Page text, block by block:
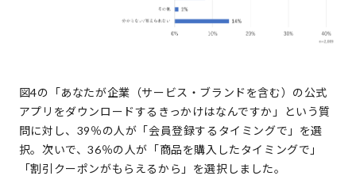
図4の「あなたが企業（サービス・ブランドを含む）の公式
アプリをダウンロードするきっかけはなんですか」という質
問に対し、39％の人が「会員登録するタイミングで」を選
択。次いで、36％の人が「商品を購入したタイミングで」
「割引クーポンがもらえるから」を選択しました。